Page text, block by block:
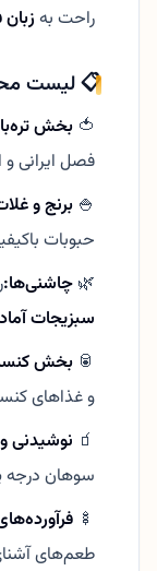
راحت به
📋 لیست
🍅 بخش
فصل ایرانی و
🍚 برنج و
حبوبات
🌿 چاشنی‌ها:
سبزیجات
🥫 بخش
و غذاهای
🧃 نوشیدنی
سوهان درجه
🍢
طعم‌های